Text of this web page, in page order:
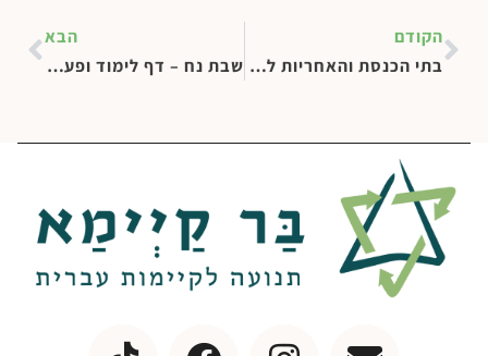
הקודם
בתי הכנסת והאחריות לעולמו של הקבה, שמירתו ופיתוחו
הבא
שבת נח – דף לימוד ופעילות לילדי גן וכיתות יסוד